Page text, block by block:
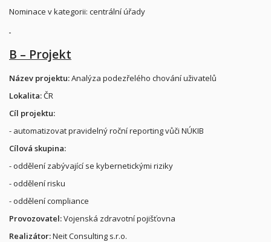
Nominace v kategorii: centrální úřady
B – Projekt
Název projektu:Analýza podezřelého chování uživatelů
Lokalita:ČR
Cíl projektu:
- automatizovat pravidelný roční reporting vůči NÚKIB
Cílová skupina:
- oddělení zabývající se kybernetickými riziky
- oddělení risku
- oddělení compliance
Provozovatel:Vojenská zdravotní pojišťovna
Realizátor:Neit Consulting s.r.o.